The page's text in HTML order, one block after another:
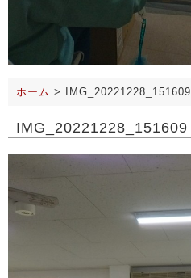
ホーム > IMG_20221228_151609
IMG_20221228_151609